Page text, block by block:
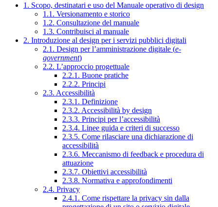
1. Scopo, destinatari e uso del Manuale operativo di design
1.1. Versionamento e storico
1.2. Consultazione del manuale
1.3. Contribuisci al manuale
2. Introduzione al design per i servizi pubblici digitali
2.1. Design per l’amministrazione digitale (e-
government)
2.2. L’approccio progettuale
2.2.1. Buone pratiche
2.2.2. Principi
2.3. Accessibilità
2.3.1. Definizione
2.3.2. Accessibilità by design
2.3.3. Principi per l’accessibilità
2.3.4. Linee guida e criteri di successo
2.3.5. Come rilasciare una dichiarazione di
accessibilità
2.3.6. Meccanismo di feedback e procedura di
attuazione
2.3.7. Obiettivi accessibilità
2.3.8. Normativa e approfondimenti
2.4. Privacy
2.4.1. Come rispettare la privacy sin dalla